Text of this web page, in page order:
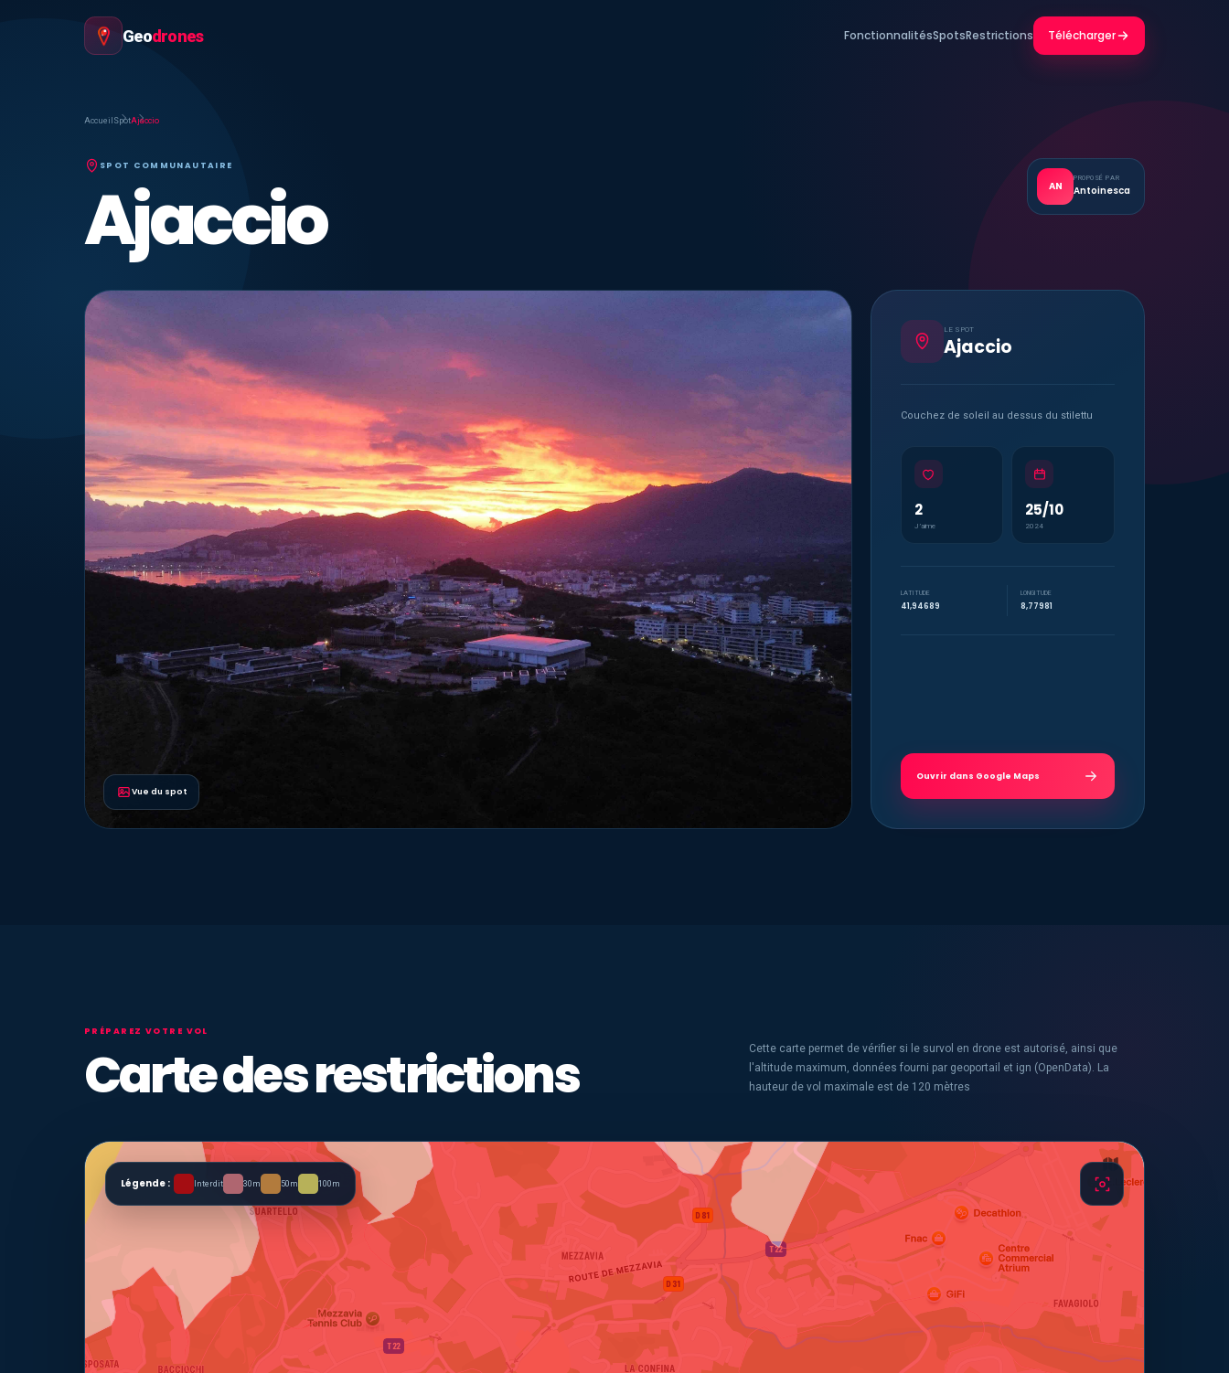
Geodrones FonctionnalitésSpotsRestrictions Télécharger
Accueil SpotAjaccio
SPOT COMMUNAUTAIRE
Ajaccio AN
PROPOSÉ PAR
Antoinesca
Vue du spot
LE SPOT
Ajaccio
Couchez de soleil au dessus du stilettu
2
J’aime
25/10
2024
LATITUDE
41,94689
LONGITUDE
8,77981
Ouvrir dans Google Maps
PRÉPAREZ VOTRE VOL
Carte des restrictions
Cette carte permet de vérifier si le survol en drone est autorisé, ainsi que
l'altitude maximum, données fourni par geoportail et ign (OpenData). La
hauteur de vol maximale est de 120 mètres
Légende : Interdit 30m 50m 100m